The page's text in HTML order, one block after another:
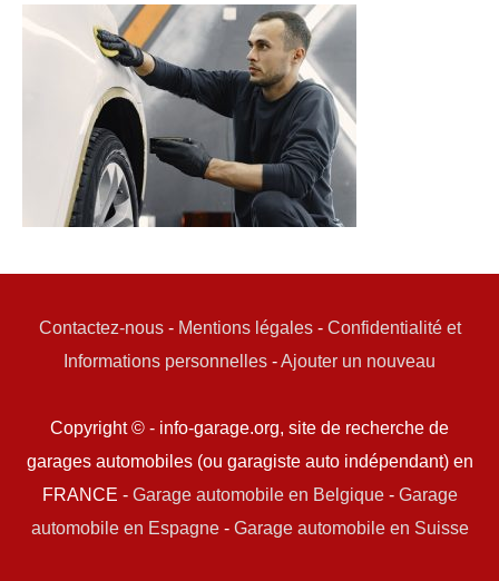
Contactez-nous- Mentions légales- Confidentialité et
Informations personnelles -Ajouter un nouveau
Copyright © - info-garage.org, site de recherche de
garages automobiles (ou garagiste auto indépendant) en
FRANCE - Garage automobile en Belgique- Garage
automobile en Espagne- Garage automobile en Suisse